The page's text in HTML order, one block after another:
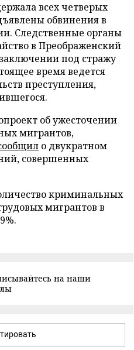
всех четверых
обвинения в
Следственные органы
в Преображенский
под стражу
время ведется
преступления,
об ужесточении
мигрантов,
о двукратном
совершенных
криминальных
мигрантов в
на наши